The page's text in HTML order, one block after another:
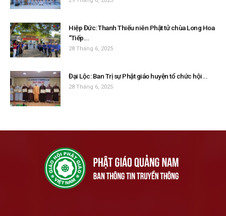
Hiệp Đức: Thanh Thiếu niên Phật tử chùa Long Hoa
“Tiếp...
28 Tháng 6, 2025
Đại Lộc: Ban Trị sự Phật giáo huyện tổ chức hội...
28 Tháng 6, 2025